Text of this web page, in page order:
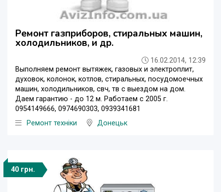
Ремонт газприборов, стиральных машин,
холодильников, и др.
16.02.2014, 12:39
Выполняем ремонт вытяжек, газовых и электроплит,
духовок, колонок, котлов, стиральных, посудомоечных
машин, холодильников, свч, тв с выездом на дом.
Даем гарантию - до 12 м. Работаем с 2005 г.
0954149666, 0974690303, 0939341681
Ремонт техніки
Донецьк
40 грн.